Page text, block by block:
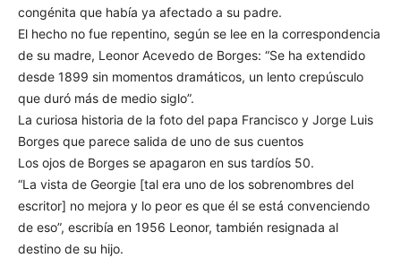
congénita que había ya afectado a su padre.
El hecho no fue repentino, según se lee en la correspondencia
de su madre, Leonor Acevedo de Borges: “Se ha extendido
desde 1899 sin momentos dramáticos, un lento crepúsculo
que duró más de medio siglo”.
La curiosa historia de la foto del papa Francisco y Jorge Luis
Borges que parece salida de uno de sus cuentos
Los ojos de Borges se apagaron en sus tardíos 50.
“La vista de Georgie [tal era uno de los sobrenombres del
escritor] no mejora y lo peor es que él se está convenciendo
de eso”, escribía en 1956 Leonor, también resignada al
destino de su hijo.